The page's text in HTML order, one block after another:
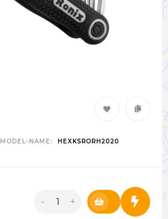
MODEL-NAME: HEXKSRORH2020
- +